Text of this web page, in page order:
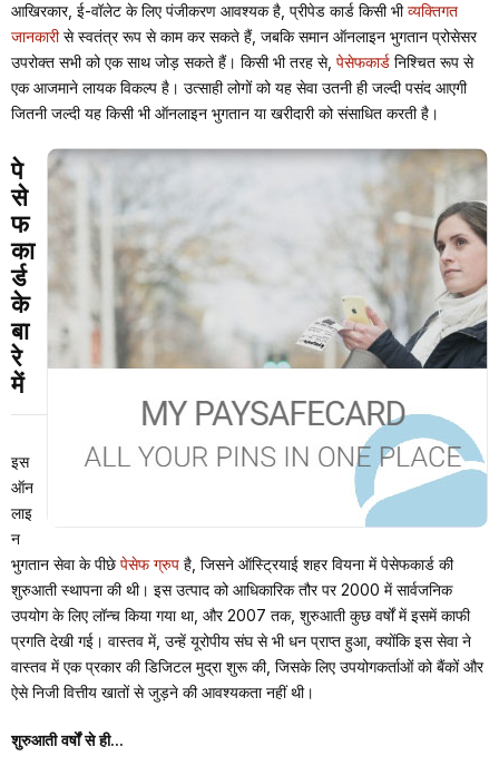
आखिरकार, ई-वॉलेट के लिए पंजीकरण आवश्यक है, प्रीपेड कार्ड किसी भीव्यक्तिगत
जानकारीसे स्वतंत्र रूप से काम कर सकते हैं, जबकि समान ऑनलाइन भुगतान प्रोसेसर
उपरोक्त सभी को एक साथ जोड़ सकते हैं। किसी भी तरह से, पेसेफकार्ड निश्चित रूप से
एक आजमाने लायक विकल्प है। उत्साही लोगों को यह सेवा उतनी ही जल्दी पसंद आएगी
जितनी जल्दी यह किसी भी ऑनलाइन भुगतान या खरीदारी को संसाधित करती है।
पे
से
फ
का
र्ड
के
बा
रे
में
इस
ऑन
लाइ
न
भुगतान सेवा के पीछे पेसेफ ग्रुप है, जिसने ऑस्ट्रियाई शहर वियना में पेसेफकार्ड की
शुरुआती स्थापना की थी। इस उत्पाद को आधिकारिक तौर पर 2000 में सार्वजनिक
उपयोग के लिए लॉन्च किया गया था, और 2007 तक, शुरुआती कुछ वर्षों में इसमें काफी
प्रगति देखी गई। वास्तव में, उन्हें यूरोपीय संघ से भी धन प्राप्त हुआ, क्योंकि इस सेवा ने
वास्तव में एक प्रकार की डिजिटल मुद्रा शुरू की, जिसके लिए उपयोगकर्ताओं को बैंकों और
ऐसे निजी वित्तीय खातों से जुड़ने की आवश्यकता नहीं थी।
शुरुआती वर्षों से ही...